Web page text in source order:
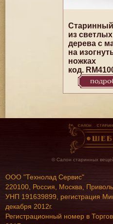
из
дерева с
на
ножках
код.
© Салон старинных
ООО "Технолад Сервис"
220100, Россия, Москва,
УНП 191639899, регистрация
декабря 2012г.
Регистрационный номер в